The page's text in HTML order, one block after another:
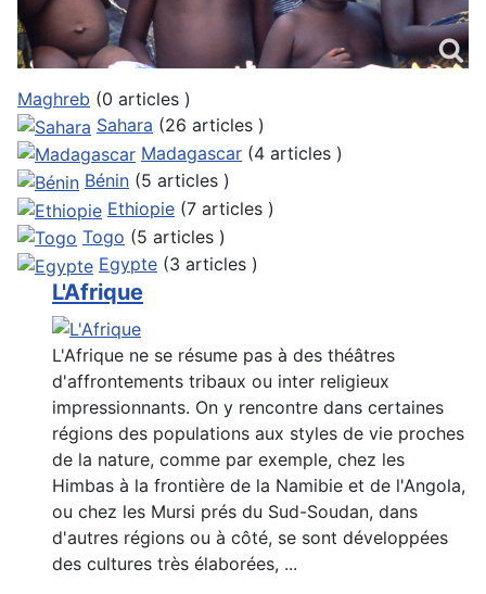
Maghreb (0 articles )
Sahara (26 articles )
Madagascar (4 articles )
Bénin (5 articles )
Ethiopie (7 articles )
Togo (5 articles )
Egypte (3 articles )
L'Afrique
L'Afrique ne se résume pas à des théâtres
d'affrontements tribaux ou inter religieux
impressionnants. On y rencontre dans certaines
régions des populations aux styles de vie proches
de la nature, comme par exemple, chez les
Himbas à la frontière de la Namibie et de l'Angola,
ou chez les Mursi prés du Sud-Soudan, dans
d'autres régions ou à côté, se sont développées
des cultures très élaborées, ...